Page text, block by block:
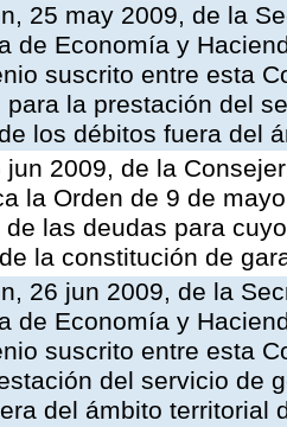
25 may 2009, de la
de Economía y
suscrito entre esta
para la prestación del
los débitos fuera del
jun 2009, de la
la Orden de 9 de
las deudas para
la constitución de
26 jun 2009, de la
de Economía y
suscrito entre esta
del servicio de
del ámbito territorial